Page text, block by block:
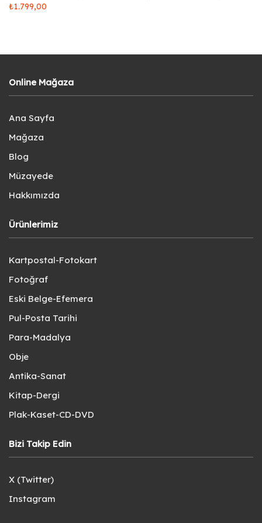
₺1.799,00
Online Mağaza
Ana Sayfa
Mağaza
Blog
Müzayede
Hakkımızda
Ürünlerimiz
Kartpostal-Fotokart
Fotoğraf
Eski Belge-Efemera
Pul-Posta Tarihi
Para-Madalya
Obje
Antika-Sanat
Kitap-Dergi
Plak-Kaset-CD-DVD
Bizi Takip Edin
X (Twitter)
Instagram